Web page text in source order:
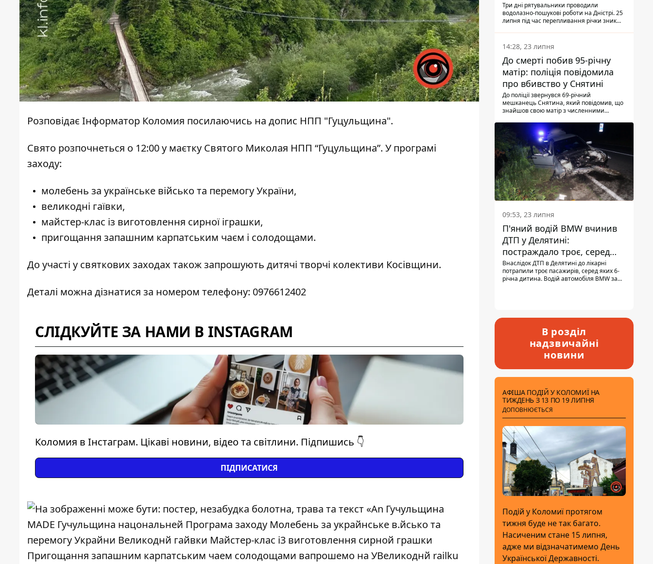
Розповідає Інформатор Коломия посилаючись на допис НПП "Гуцульщина".
Свято розпочнеться о 12:00 у маєтку Святого Миколая НПП “Гуцульщина”. У програмі
заходу:
молебень за українське військо та перемогу України,
великодні гаївки,
майстер-клас із виготовлення сирної іграшки,
пригощання запашним карпатським чаєм і солодощами.
До участі у святкових заходах також запрошують дитячі творчі колективи Косівщини.
Деталі можна дізнатися за номером телефону: 0976612402
СЛІДКУЙТЕ ЗА НАМИ В INSTAGRAM
Коломия в Інстаграм. Цікаві новини, відео та світлини. Підпишись 👇
ПІДПИСАТИСЯ
Три дні рятувальники проводили
водолазно-пошукові роботи на Дністрі. 25
липня під час перепливання річки зник
виявили тіло.
14:28, 23 липня
До смерті побив 95-річну
матір: поліція повідомила
про вбивство у Снятині
До поліції звернувся 69-річний
мешканець Снятина, який повідомив, що
знайшов свою матір з численними
з'ясували правоохоронці, ці травми жінці
наніс її син.
09:53, 23 липня
П'яний водій BMW вчинив
ДТП у Делятині:
постраждало троє, серед
них - дитина
Внаслідок ДТП в Делятині до лікарні
потрапили троє пасажирів, серед яких 6-
річна дитина. Водій автомобіля BMW за
В розділ
надзвичайні
новини
АФІША ПОДІЙ У КОЛОМИЇ НА
ТИЖДЕНЬ З 13 ПО 19 ЛИПНЯ
ДОПОВНЮЄТЬСЯ
Подій у Коломиї протягом
тижня буде не так багато.
Насиченим стане 15 липня,
адже ми відзначатимемо День
Української Державності.